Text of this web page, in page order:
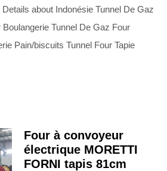
about Indonésie Tunnel De Gaz
Tunnel De Gaz Four
Pain/biscuits Tunnel Four Tapie
Four à convoyeur
électrique MORETTI
FORNI tapis 81cm